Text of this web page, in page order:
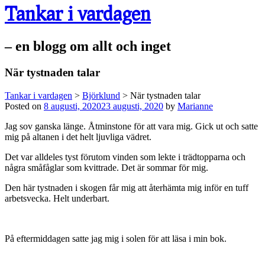
Tankar i vardagen
– en blogg om allt och inget
När tystnaden talar
Tankar i vardagen > Björklund > När tystnaden talar
Posted on 8 augusti, 202023 augusti, 2020 by Marianne
Jag sov ganska länge. Åtminstone för att vara mig. Gick ut och satte
mig på altanen i det helt ljuvliga vädret.
Det var alldeles tyst förutom vinden som lekte i trädtopparna och
några småfåglar som kvittrade. Det är sommar för mig.
Den här tystnaden i skogen får mig att återhämta mig inför en tuff
arbetsvecka. Helt underbart.
På eftermiddagen satte jag mig i solen för att läsa i min bok.